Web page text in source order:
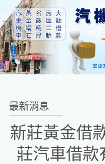
最新消息
新莊黃金借
莊汽車借款